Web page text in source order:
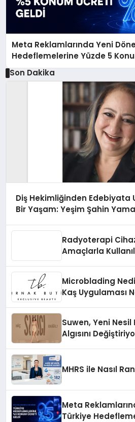
Meta Reklamlarında Yeni
Hedeflemelerine Yüzde 5
Son Dakika
Diş Hekimliğinden Edebiyata
Bir Yaşam: Yeşim Şahin
Radyoterapi
Amaçlarla
Microblading
Kaş Uygulaması
Suwen, Yeni
Algısını
MHRS ile Nasıl
Meta
Türkiye